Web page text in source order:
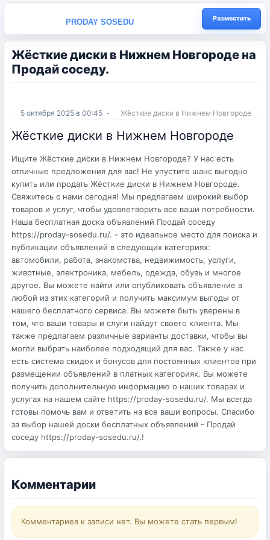
PRODAY SOSEDU Разместить
Жёсткие диски в Нижнем Новгороде на
Продай соседу.
5 октября 2025 в 00:45 - Жёсткие диски в Нижнем Новгороде
Жёсткие диски в Нижнем Новгороде
Ищите Жёсткие диски в Нижнем Новгороде? У нас есть
отличные предложения для вас! Не упустите шанс выгодно
купить или продать Жёсткие диски в Нижнем Новгороде.
Свяжитесь с нами сегодня! Мы предлагаем широкий выбор
товаров и услуг, чтобы удовлетворить все ваши потребности.
Наша бесплатная доска объявлений Продай соседу
https://proday-sosedu.ru/. - это идеальное место для поиска и
публикации объявлений в следующих категориях:
автомобили, работа, знакомства, недвижимость, услуги,
животные, электроника, мебель, одежда, обувь и многое
другое. Вы можете найти или опубликовать объявление в
любой из этих категорий и получить максимум выгоды от
нашего бесплатного сервиса. Вы можете быть уверены в
том, что ваши товары и слуги найдут своего клиента. Мы
также предлагаем различные варианты доставки, чтобы вы
могли выбрать наиболее подходящий для вас. Также у нас
есть система скидок и бонусов для постоянных клиентов при
размещении объявлений в платных категориях. Вы можете
получить дополнительную информацию о наших товарах и
услугах на нашем сайте https://proday-sosedu.ru/. Мы всегда
готовы помочь вам и ответить на все ваши вопросы. Спасибо
за выбор нашей доски бесплатных объявлений - Продай
соседу https://proday-sosedu.ru/.!
Комментарии
Комментариев к записи нет. Вы можете стать первым!